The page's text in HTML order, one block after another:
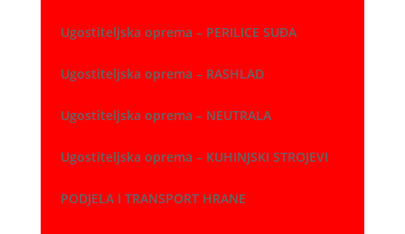
Ugostiteljska oprema – PERILICE SUĐA
Ugostiteljska oprema – RASHLAD
Ugostiteljska oprema – NEUTRALA
Ugostiteljska oprema – KUHINJSKI STROJEVI
PODJELA I TRANSPORT HRANE